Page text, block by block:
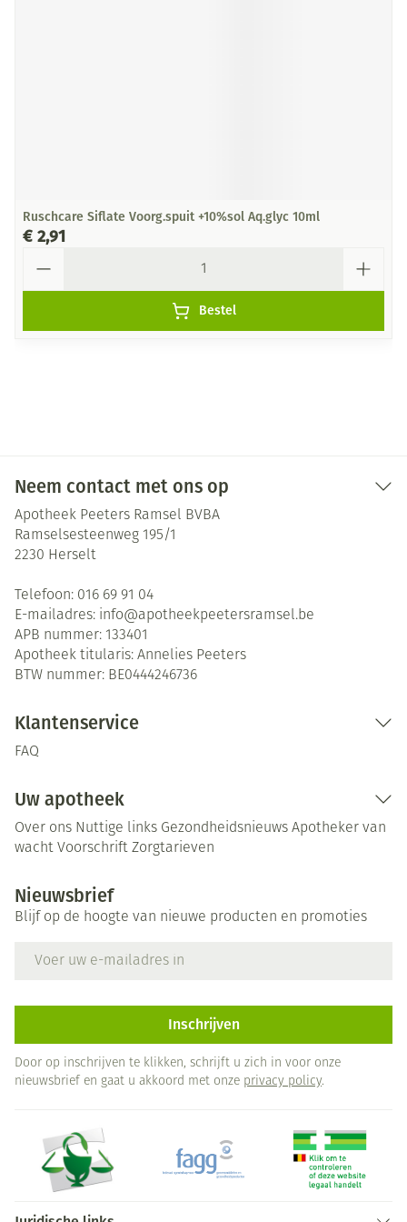
Ruschcare Siflate Voorg.spuit +10%sol Aq.glyc 10ml
€ 2,91
Bestel
Neem contact met ons op
Apotheek Peeters Ramsel BVBA
Ramselsesteenweg 195/1
2230 Herselt
Telefoon: 016 69 91 04
E-mailadres: info@apotheekpeetersramsel.be
APB nummer: 133401
Apotheek titularis: Annelies Peeters
BTW nummer: BE0444246736
Klantenservice
FAQ
Uw apotheek
Over ons Nuttige links Gezondheidsnieuws Apotheker van
wacht Voorschrift Zorgtarieven
Nieuwsbrief
Blijf op de hoogte van nieuwe producten en promoties
Inschrijven
Door op inschrijven te klikken, schrijft u zich in voor onze
nieuwsbrief en gaat u akkoord met onze privacy policy.